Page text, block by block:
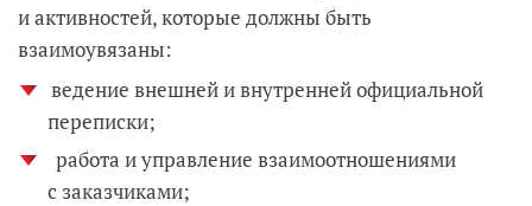
и активностей, которые должны быть
взаимоувязаны:
ведение внешней и внутренней официальной
переписки;
работа и управление взаимоотношениями
с заказчиками;